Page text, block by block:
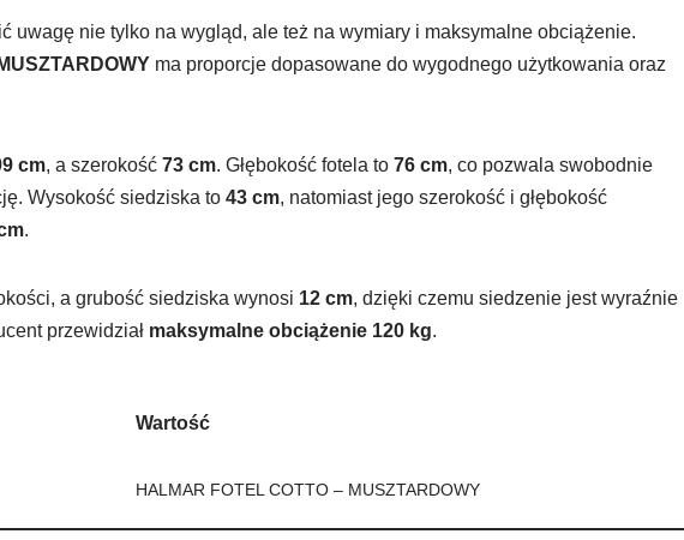
uwagę nie tylko na wygląd, ale też na wymiary i maksymalne obciążenie.
ma proporcje dopasowane do wygodnego użytkowania oraz
cm, a szerokość 73 cm. Głębokość fotela to 76 cm, co pozwala swobodnie
Wysokość siedziska to 43 cm, natomiast jego szerokość i głębokość
.
a grubość siedziska wynosi 12 cm, dzięki czemu siedzenie jest wyraźnie
przewidział maksymalne obciążenie 120 kg.
Wartość
HALMAR FOTEL COTTO – MUSZTARDOWY